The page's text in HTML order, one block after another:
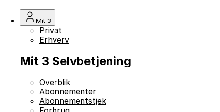
Mit 3
Privat
Erhverv
Mit 3 Selvbetjening
Overblik
Abonnementer
Abonnementstjek
Forbrug